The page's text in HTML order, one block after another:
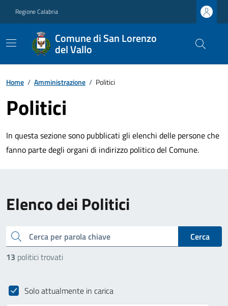
Regione Calabria
Comune di San Lorenzo
del Vallo
Home / Amministrazione / Politici
Politici
In questa sezione sono pubblicati gli elenchi delle persone che
fanno parte degli organi di indirizzo politico del Comune.
Elenco dei Politici
cerca
Cerca
13 politici trovati
Solo attualmente in carica